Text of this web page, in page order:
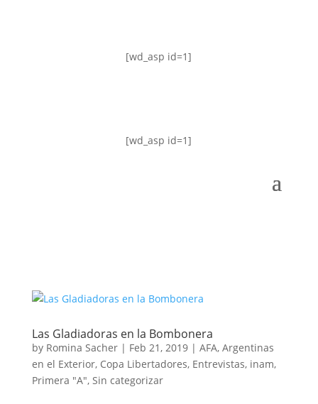
[wd_asp id=1]
[wd_asp id=1]
Las Gladiadoras en la Bombonera
by Romina Sacher| Feb 21, 2019| AFA, Argentinas
en el Exterior, Copa Libertadores, Entrevistas, inam,
Primera "A", Sin categorizar